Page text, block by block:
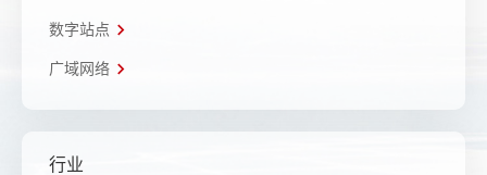
数字站点
广域网络
行业